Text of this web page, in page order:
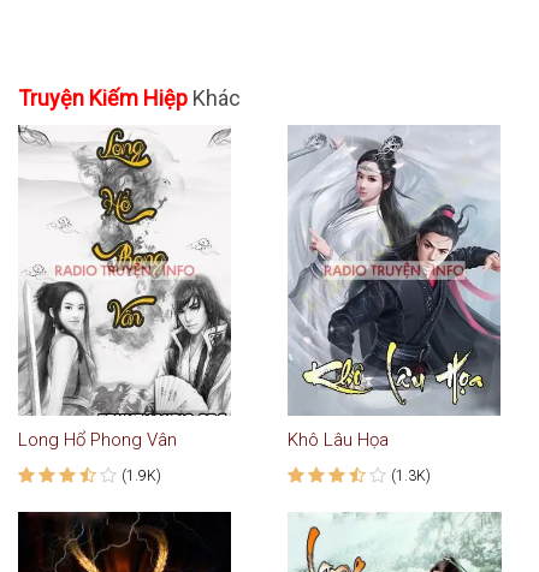
Truyện Kiếm Hiệp Khác
Long Hổ Phong Vân
(1.9K)
Khô Lâu Họa
(1.3K)